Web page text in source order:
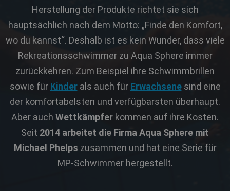
Herstellung der Produkte richtet sie sich
hauptsächlich nach dem Motto: „Finde den Komfort,
wo du kannst“. Deshalb ist es kein Wunder, dass viele
Rekreationsschwimmer zu Aqua Sphere immer
zurückkehren. Zum Beispiel ihre Schwimmbrillen
sowie für Kinderals auch für Erwachsenesind eine
der komfortabelsten und verfügbarsten überhaupt.
Aber auch Wettkämpfer kommen auf ihre Kosten.
Seit 2014 arbeitet die Firma Aqua Sphere mit
Michael Phelps zusammen und hat eine Serie für
MP-Schwimmer hergestellt.